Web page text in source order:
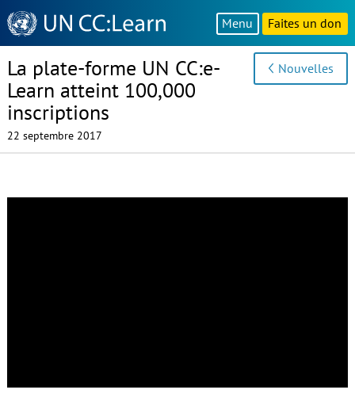
Knowledge
Sharing
Platform
Menu Faites un don
La plate-forme UN CC:e-
Learn atteint 100,000
inscriptions
22 septembre 2017
Nouvelles